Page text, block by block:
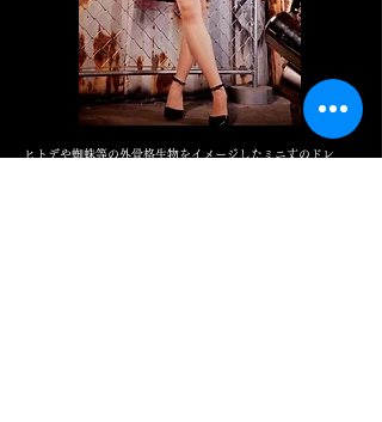
ヒトデや蜘蛛等の外骨格生物をイメージしたミニ丈のドレ